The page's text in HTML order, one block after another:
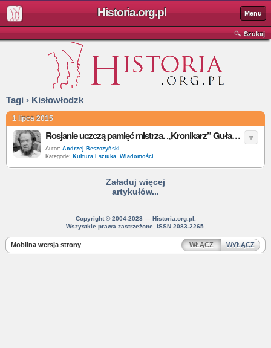
Historia.org.pl Menu
Szukaj
Tagi › Kisłowłodzk
1 lipca 2015
Rosjanie uczczą pamięć mistrza. „Kronikarz” Gułagu Sołżenicyn ma swoje muzeum
Autor: Andrzej Beszczyński
Kategorie: Kultura i sztuka, Wiadomości
Załaduj więcej
artykułów...
Copyright © 2004-2023 — Historia.org.pl.
Wszystkie prawa zastrzeżone. ISSN 2083-2265.
Mobilna wersja strony WŁĄCZ WYŁĄCZ